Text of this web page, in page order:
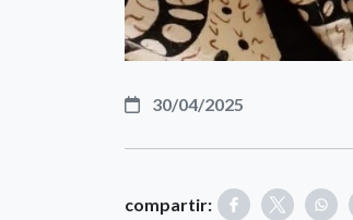
30/04/2025
compartir: